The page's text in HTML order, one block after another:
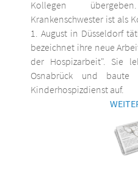
Kollegen
Krankenschwester ist als
1. August in Düsseldorf
bezeichnet ihre neue
der Hospizarbeit". Sie
Osnabrück und
Kinderhospizdienst auf.